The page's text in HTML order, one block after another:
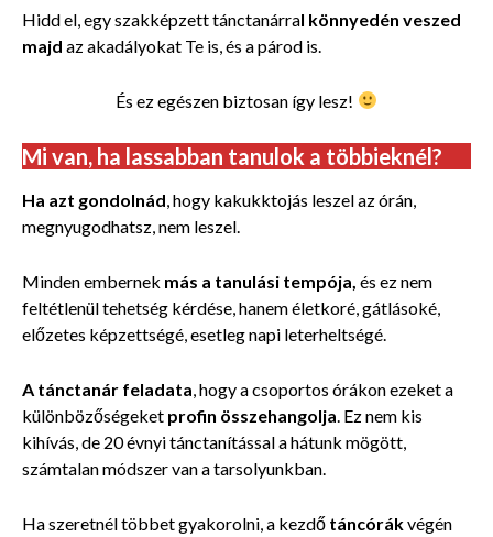
Hidd el, egy szakképzett tánctanárral könnyedén veszed
majd az akadályokat Te is, és a párod is.
És ez egészen biztosan így lesz!
Mi van, ha lassabban tanulok a többieknél?
Ha azt gondolnád, hogy kakukktojás leszel az órán,
megnyugodhatsz, nem leszel.
Minden embernek más a tanulási tempója, és ez nem
feltétlenül tehetség kérdése, hanem életkoré, gátlásoké,
előzetes képzettségé, esetleg napi leterheltségé.
A tánctanár feladata, hogy a csoportos órákon ezeket a
különbözőségeket profin összehangolja. Ez nem kis
kihívás, de 20 évnyi tánctanítással a hátunk mögött,
számtalan módszer van a tarsolyunkban.
Ha szeretnél többet gyakorolni, a kezdő táncórákvégén